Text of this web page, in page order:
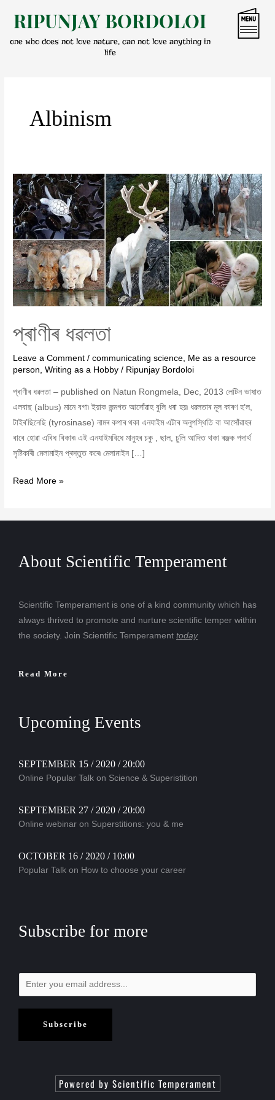
content
RIPUNJAY BORDOLOI
one who does not love nature, can not love anything in
life
Albinism
প্ৰাণীৰ ধৱলতা
Leave a Comment /communicating science, Me as a resource
person,Writing as a Hobby / Ripunjay Bordoloi
প্ৰাণীৰ ধৱলতা – published on Natun Rongmela, Dec, 2013 লেটিন ভাষাত
এলবাছ (albus) মানে বগা৷ ইয়াক জন্মগত আসোঁৱাহ বুলি ধৰা হয়৷ ধৱলতাৰ মূল কাৰণ হ’ল,
টাইৰ’ছিনেছি (tyrosinase) নামৰ কপাৰ থকা এনযাইম এটাৰ অনুপস্থিতি বা আসোঁৱাহৰ
বাবে হোৱা এবিধ বিকাৰ৷ এই এনযাইমবিধে মানুহৰ চকু , ছাল, চুলি আদিত থকা ৰঞ্জক পদাৰ্থ
সৃষ্টিকাৰী মেলামাইন প্ৰস্তুত কৰে৷ মেলামাইন […]
প্ৰাণীৰ
ধৱলতা
Read More »
About Scientific Temperament
Scientific Temperament is one of a kind community which has
always thrived to promote and nurture scientific temper within
the society. Join Scientific Temperament today
Read More
Upcoming Events
SEPTEMBER 15 / 2020 / 20:00
Online Popular Talk on Science & Superistition
SEPTEMBER 27 / 2020 / 20:00
Online webinar on Superstitions: you & me
OCTOBER 16 / 2020 / 10:00
Popular Talk on How to choose your career
Subscribe for more
Subscribe
Powered by Scientific Temperament